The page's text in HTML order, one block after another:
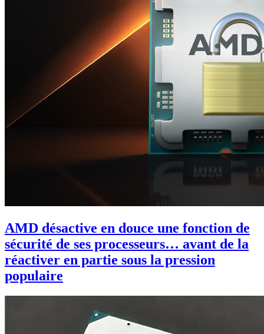
AMD désactive en douce une fonction de
sécurité de ses processeurs… avant de la
réactiver en partie sous la pression
populaire